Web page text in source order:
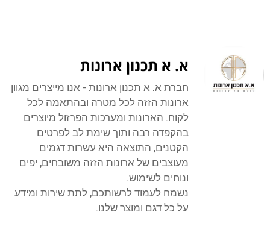
א. א תכנון ארונות
חברת א. א תכנון ארונות - אנו מייצרים מגוון
ארונות הזזה לכל מטרה ובהתאמה לכל
לקוח. הארונות ומערכות הפרזול מיוצרים
בהקפדה רבה ותוך שימת לב לפרטים
הקטנים, התוצאה היא עשרות דגמים
מעוצבים של ארונות הזזה משובחים, יפים
ונוחים לשימוש.
נשמח לעמוד לרשותכם, לתת שירות ומידע
על כל דגם ומוצר שלנו.